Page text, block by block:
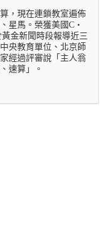
，現在連鎖教室遍佈
星馬。榮獲美國C‧
金新聞時段報導近三
央教育單位、北京師
經過評審說「主人翁
速算」。